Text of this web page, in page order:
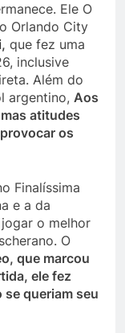
Ele O
Orlando City
, que fez uma
inclusive
Além do
argentino, Aos
atitudes
os
Finalíssima
e a da
o melhor
O
que marcou
ele fez
queriam seu